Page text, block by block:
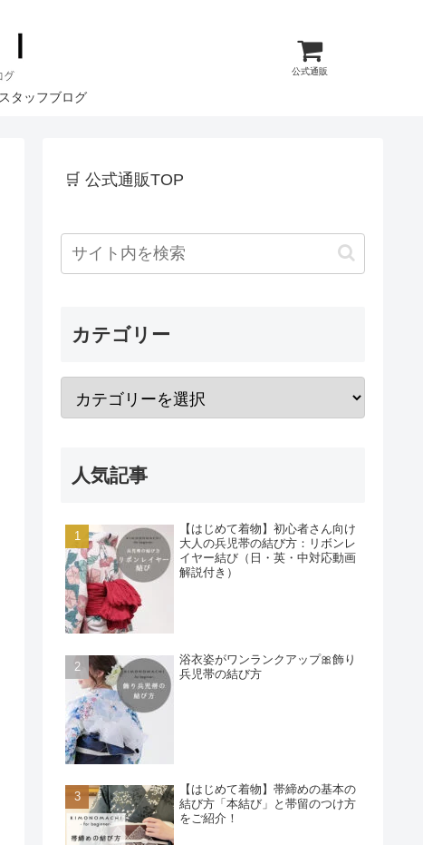
公式通販
タッフブログ
🛒 公式通販TOP
カテゴリー
人気記事
【はじめて着物】初心者さん向け
大人の兵児帯の結び方：リボンレ
イヤー結び（日・英・中対応動画
解説付き）
浴衣姿がワンランクアップ🎀飾り
兵児帯の結び方
【はじめて着物】帯締めの基本の
結び方「本結び」と帯留のつけ方
をご紹介！